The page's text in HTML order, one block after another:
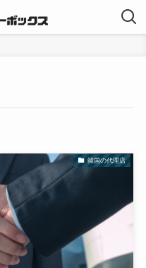
韓国の代理店